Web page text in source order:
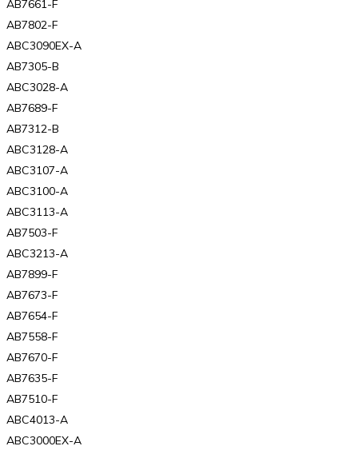
AB7661-F
AB7802-F
ABC3090EX-A
AB7305-B
ABC3028-A
AB7689-F
AB7312-B
ABC3128-A
ABC3107-A
ABC3100-A
ABC3113-A
AB7503-F
ABC3213-A
AB7899-F
AB7673-F
AB7654-F
AB7558-F
AB7670-F
AB7635-F
AB7510-F
ABC4013-A
ABC3000EX-A